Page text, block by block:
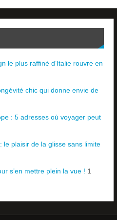
le plus raffiné d’Italie rouvre en
chic qui donne envie de
: 5 adresses où voyager peut
le plaisir de la glisse sans limite
s’en mettre plein la vue ! 1